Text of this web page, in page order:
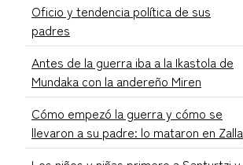
Oficio y tendencia política de sus
padres
Antes de la guerra iba a la Ikastola de
Mundaka con la andereño Miren
Cómo empezó la guerra y cómo se
llevaron a su padre: lo mataron en Zalla